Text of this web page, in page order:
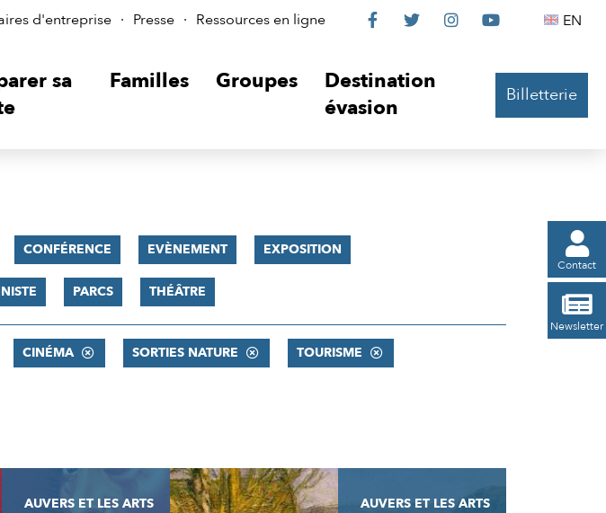
d'entreprise Presse Ressources en ligne
Le
sur

Le

Le

Le
 EN
sa
Familles Groupes
Destination
évasion
Billetterie

Contact

Newsletter
CONFÉRENCE EVÈNEMENT EXPOSITION
PARCS THÉÂTRE
CINÉMA SORTIES NATURE TOURISME
AUVERS ET LES ARTS
AUVERS ET LES ARTS